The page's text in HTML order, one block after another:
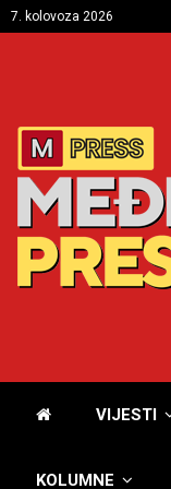
7. kolovoza 2026
VIJESTI
KOLUMNE